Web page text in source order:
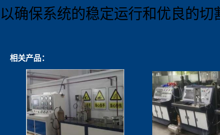
以确保系统的稳定运行和优良的切
相关产品：